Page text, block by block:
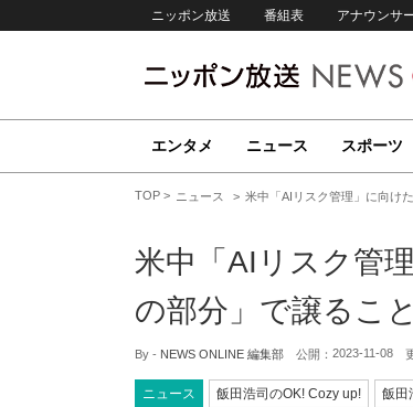
ニッポン放送 番組表 アナウンサ
エンタメ ニュース スポーツ
TOP ニュース 米中「AIリスク管理」に向け
米中「AIリスク管
の部分」で譲るこ
By - NEWS ONLINE 編集部 公開： 2023-11-08
ニュース 飯田浩司のOK! Cozy up! 飯田